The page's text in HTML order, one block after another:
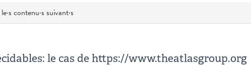
contenu·s suivant·s
le cas de https://www.theatlasgroup.org